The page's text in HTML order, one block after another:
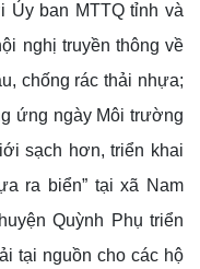
Ủy ban MTTQ tỉnh và
nghị truyền thông về
chống rác thải nhựa;
ứng ngày Môi trường
sạch hơn, triển khai
ra biển” tại xã Nam
Quỳnh Phụ triển
tại nguồn cho các hộ